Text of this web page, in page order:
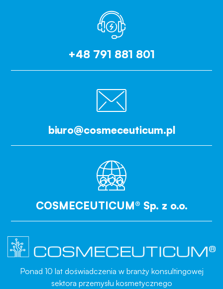
+48 791 881 801
biuro@cosmeceuticum.pl
COSMECEUTICUM® Sp. z o.o.
Ponad 10 lat doświadczenia w branży konsultingowej
sektora przemysłu kosmetycznego